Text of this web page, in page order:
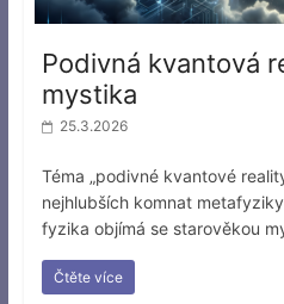
Podivná kvantová
mystika
25.3.2026
Téma „podivné kvantové
nejhlubších komnat
fyzika objímá se starověkou
Čtěte více